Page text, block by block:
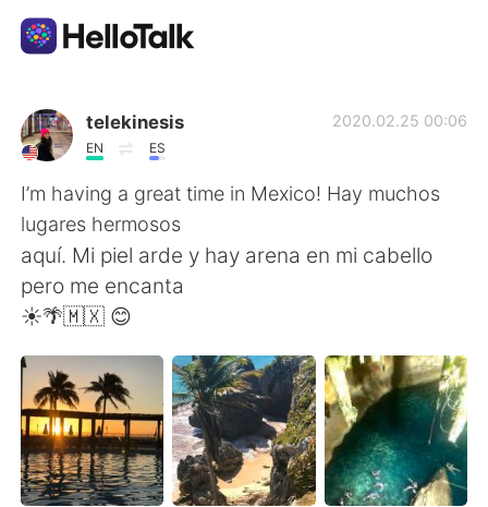
Language Exchange App
AI Grammar Checker
English
简体中文
Español العربية
Français Deutsch
日本語 한국어
telekinesis
EN ES
2020.02.25 00:06
I’m having a great time in Mexico! Hay muchos
lugares hermosos
aquí. Mi piel arde y hay arena en mi cabello
pero me encanta
☀️🌴🇲🇽 😊